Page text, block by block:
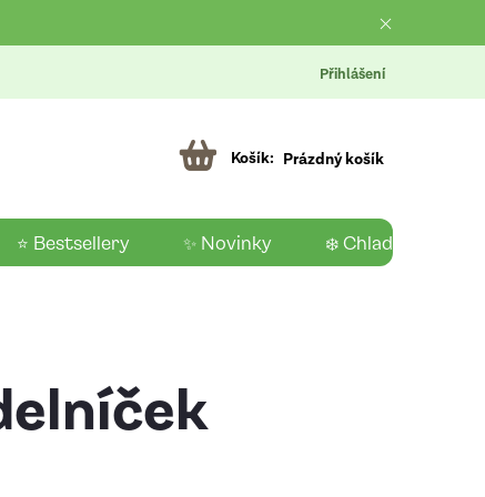
Přihlášení
Prázdný košík
⭐ Bestsellery ✨ Novinky ❄️ Chladící